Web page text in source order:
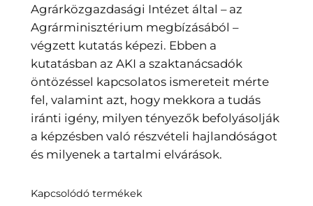
Agrárközgazdasági Intézet által – az
Agrárminisztérium megbízásából –
végzett kutatás képezi. Ebben a
kutatásban az AKI a szaktanácsadók
öntözéssel kapcsolatos ismereteit mérte
fel, valamint azt, hogy mekkora a tudás
iránti igény, milyen tényezők befolyásolják
a képzésben való részvételi hajlandóságot
és milyenek a tartalmi elvárások.
Kapcsolódó termékek